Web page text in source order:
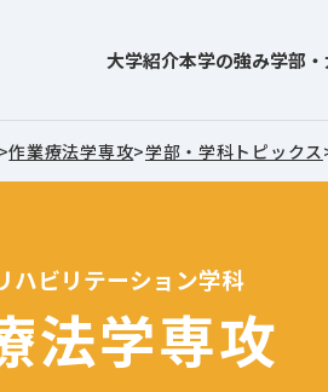
大学紹介本学の強み学部
>作業療法学専攻>学部・学科トピックス
ハビリテーション学科
法学専攻